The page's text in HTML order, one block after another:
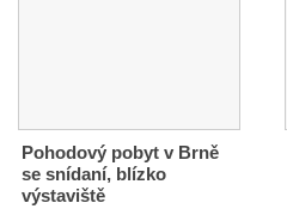
Pohodový pobyt v Brně
se snídaní, blízko
výstaviště